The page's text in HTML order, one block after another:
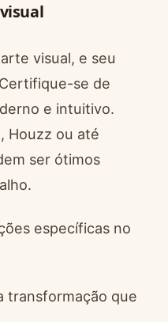
visual, e seu
se de
e intuitivo.
Houzz ou até
ser ótimos
específicas no
transformação que